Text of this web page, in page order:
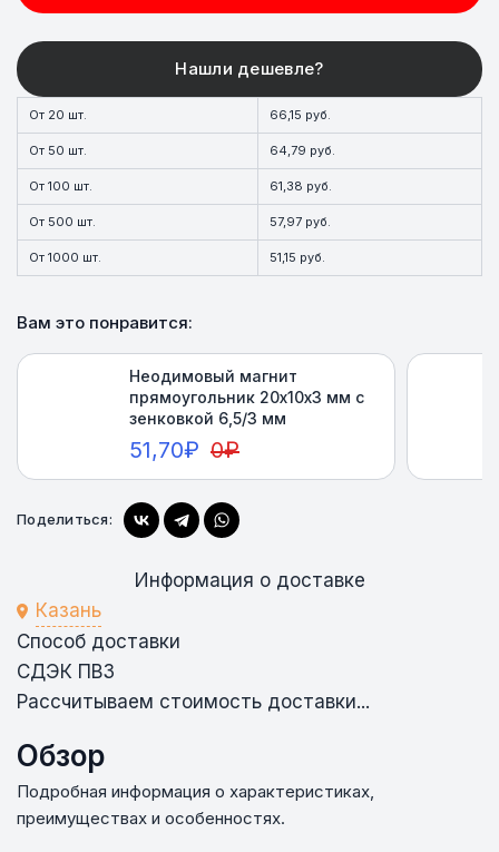
От 20 шт. 66,15 руб.
От 50 шт. 64,79 руб.
От 100 шт. 61,38 руб.
От 500 шт. 57,97 руб.
От 1000 шт. 51,15 руб.
Вам это понравится:
Неодимовый магнит
прямоугольник 20х10х3 мм с
зенковкой 6,5/3 мм
51,70₽ 0₽
Купить
Поделиться:
Информация о доставке
Казань
Способ доставки
СДЭК ПВЗ
Рассчитываем стоимость доставки...
Обзор
Подробная информация о характеристиках,
преимуществах и особенностях.